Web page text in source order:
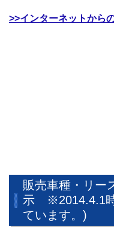
>>インターネットから
販売車種・リー
示 ※2014.4.1時
ています。)